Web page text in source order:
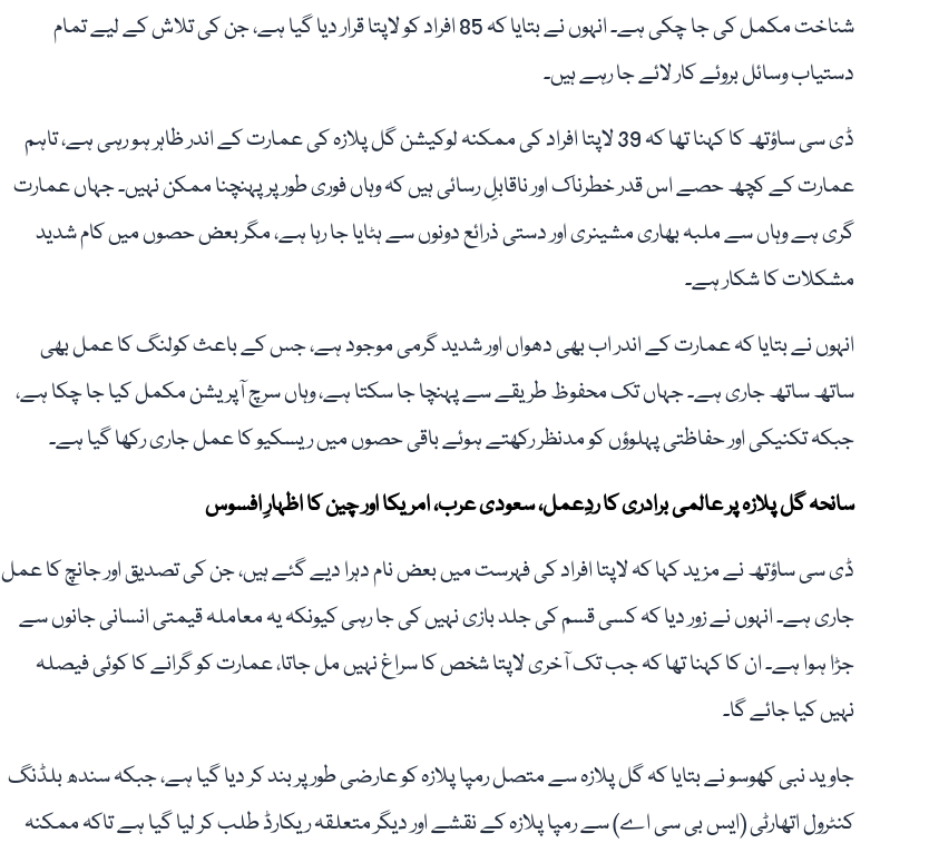
شناخت مکمل کی جا چکی ہے۔ انہوں نے بتایا کہ 85 افراد کو لاپتا قرار دیا گیا ہے، جن کی تلاش کے لیے تمام
دستیاب وسائل بروئے کار لائے جا رہے ہیں۔
ڈی سی ساؤتھ کا کہنا تھا کہ 39 لاپتا افراد کی ممکنہ لوکیشن گل پلازہ کی عمارت کے اندر ظاہر ہو رہی ہے، تاہم
عمارت کے کچھ حصے اس قدر خطرناک اور ناقابلِ رسائی ہیں کہ وہاں فوری طور پر پہنچنا ممکن نہیں۔ جہاں عمارت
گری ہے وہاں سے ملبہ بھاری مشینری اور دستی ذرائع دونوں سے ہٹایا جا رہا ہے، مگر بعض حصوں میں کام شدید
مشکلات کا شکار ہے۔
انہوں نے بتایا کہ عمارت کے اندر اب بھی دھواں اور شدید گرمی موجود ہے، جس کے باعث کولنگ کا عمل بھی
ساتھ ساتھ جاری ہے۔ جہاں تک محفوظ طریقے سے پہنچا جا سکتا ہے، وہاں سرچ آپریشن مکمل کیا جا چکا ہے،
جبکہ تکنیکی اور حفاظتی پہلوؤں کو مدنظر رکھتے ہوئے باقی حصوں میں ریسکیو کا عمل جاری رکھا گیا ہے۔
سانحہ گل پلازہ پر عالمی برادری کا ردِعمل، سعودی عرب، امریکا اور چین کا اظہارِ افسوس
ڈی سی ساؤتھ نے مزید کہا کہ لاپتا افراد کی فہرست میں بعض نام دہرا دیے گئے ہیں، جن کی تصدیق اور جانچ کا عمل
جاری ہے۔ انہوں نے زور دیا کہ کسی قسم کی جلد بازی نہیں کی جا رہی کیونکہ یہ معاملہ قیمتی انسانی جانوں سے
جڑا ہوا ہے۔ ان کا کہنا تھا کہ جب تک آخری لاپتا شخص کا سراغ نہیں مل جاتا، عمارت کو گرانے کا کوئی فیصلہ
نہیں کیا جائے گا۔
جاوید نبی کھوسو نے بتایا کہ گل پلازہ سے متصل رمپا پلازہ کو عارضی طور پر بند کر دیا گیا ہے، جبکہ سندھ بلڈنگ
کنٹرول اتھارٹی (ایس بی سی اے) سے رمپا پلازہ کے نقشے اور دیگر متعلقہ ریکارڈ طلب کر لیا گیا ہے تاکہ ممکنہ